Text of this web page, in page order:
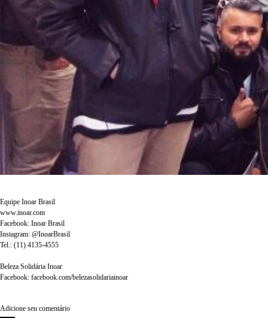
Equipe Inoar Brasil
www.inoar.com
Facebook: Inoar Brasil
Instagram: @InoarBrasil
Tel.: (11) 4135-4555
Beleza Solidária Inoar
Facebook: facebook.com/belezasolidariainoar
Adicione seu comentário